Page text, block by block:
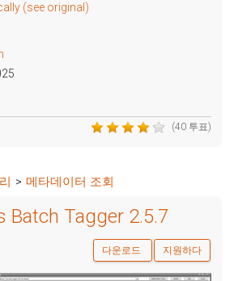
(see original)
(40 투표)
> 메타데이터 조회
Batch Tagger 2.5.7
다운로드 지원하다